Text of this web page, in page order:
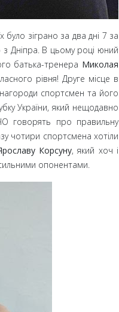
зіграно за два дні 7 за
з Дніпра. В цьому році юний
батька-тренера Миколая
рівня! Друге місце в
нагороди спортсмен та його
України, який нещодавно
говорять про правильну
чотири спортсмена хотіли
Корсуну, який хоч і
опонентами.